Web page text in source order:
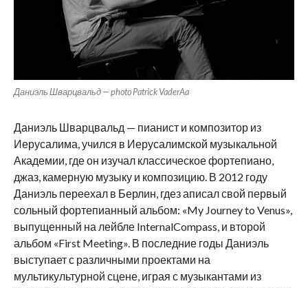
Даниэль Шварцвальд — photo Patrick VaderAa
Даниэль Шварцвальд — пианист и композитор из
Иерусалима, учился в Иерусалимской музыкальной
Академии, где он изучал классическое фортепиано,
джаз, камерную музыку и композицию. В 2012 году
Даниэль переехал в Берлин, гдез аписал свой первый
сольный фортепианный альбом: «My Journey to Venus»,
выпущенный на лейбле InternalCompass, и второй
альбом «First Meeting». В последние годы Даниэль
выступает с различными проектами на
мультикультурной сцене, играя с музыкантами из